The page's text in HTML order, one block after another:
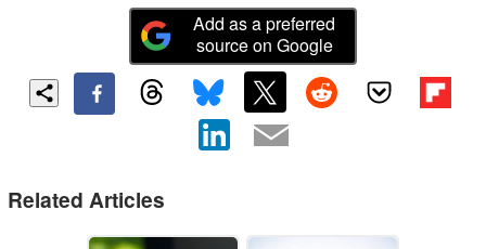
Add as a preferred
source on Google
Related Articles